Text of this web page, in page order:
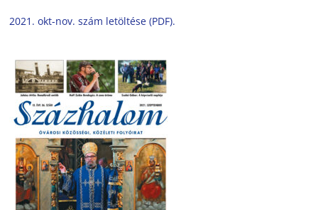
2021. okt-nov. szám letöltése (PDF).